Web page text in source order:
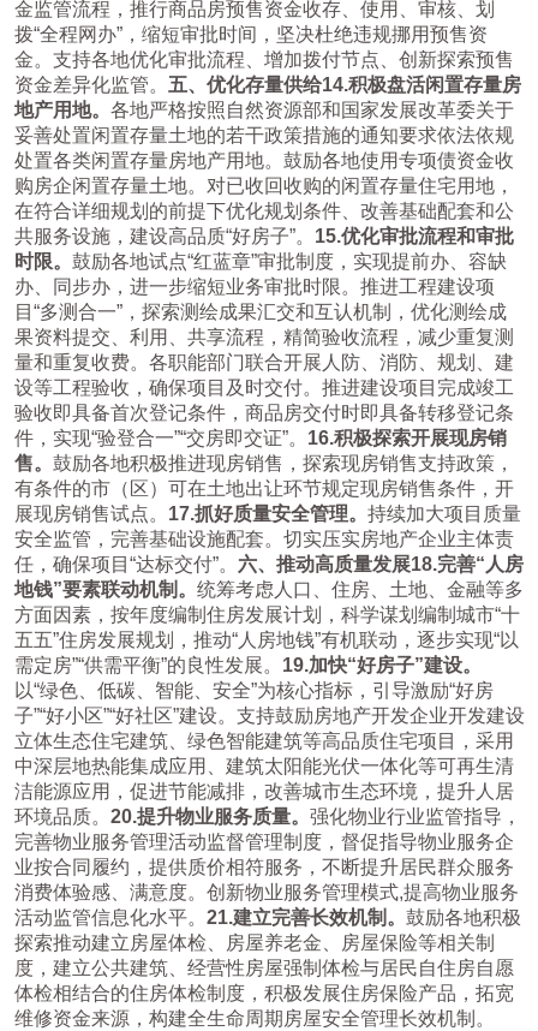
金监管流程，推行商品房预售资金收存、使用、审核、划
拨“全程网办”，缩短审批时间，坚决杜绝违规挪用预售资
金。支持各地优化审批流程、增加拨付节点、创新探索预售
资金差异化监管。 五、优化存量供给14.积极盘活闲置存量房
地产用地。 各地严格按照自然资源部和国家发展改革委关于
妥善处置闲置存量土地的若干政策措施的通知要求依法依规
处置各类闲置存量房地产用地。鼓励各地使用专项债资金收
购房企闲置存量土地。对已收回收购的闲置存量住宅用地，
在符合详细规划的前提下优化规划条件、改善基础配套和公
共服务设施，建设高品质“好房子”。 15.优化审批流程和审批
时限。 鼓励各地试点“红蓝章”审批制度，实现提前办、容缺
办、同步办，进一步缩短业务审批时限。推进工程建设项
目“多测合一”，探索测绘成果汇交和互认机制，优化测绘成
果资料提交、利用、共享流程，精简验收流程，减少重复测
量和重复收费。各职能部门联合开展人防、消防、规划、建
设等工程验收，确保项目及时交付。推进建设项目完成竣工
验收即具备首次登记条件，商品房交付时即具备转移登记条
件，实现“验登合一”“交房即交证”。 16.积极探索开展现房销
售。 鼓励各地积极推进现房销售，探索现房销售支持政策，
有条件的市（区）可在土地出让环节规定现房销售条件，开
展现房销售试点。 17.抓好质量安全管理。 持续加大项目质量
安全监管，完善基础设施配套。切实压实房地产企业主体责
任，确保项目“达标交付”。 六、推动高质量发展18.完善“人房
地钱”要素联动机制。 统筹考虑人口、住房、土地、金融等多
方面因素，按年度编制住房发展计划，科学谋划编制城市“十
五五”住房发展规划，推动“人房地钱”有机联动，逐步实现“以
需定房”“供需平衡”的良性发展。 19.加快“好房子”建设。
以“绿色、低碳、智能、安全”为核心指标，引导激励“好房
子”“好小区”“好社区”建设。支持鼓励房地产开发企业开发建设
立体生态住宅建筑、绿色智能建筑等高品质住宅项目，采用
中深层地热能集成应用、建筑太阳能光伏一体化等可再生清
洁能源应用，促进节能减排，改善城市生态环境，提升人居
环境品质。 20.提升物业服务质量。 强化物业行业监管指导，
完善物业服务管理活动监督管理制度，督促指导物业服务企
业按合同履约，提供质价相符服务，不断提升居民群众服务
消费体验感、满意度。创新物业服务管理模式,提高物业服务
活动监管信息化水平。 21.建立完善长效机制。 鼓励各地积极
探索推动建立房屋体检、房屋养老金、房屋保险等相关制
度，建立公共建筑、经营性房屋强制体检与居民自住房自愿
体检相结合的住房体检制度，积极发展住房保险产品，拓宽
维修资金来源，构建全生命周期房屋安全管理长效机制。